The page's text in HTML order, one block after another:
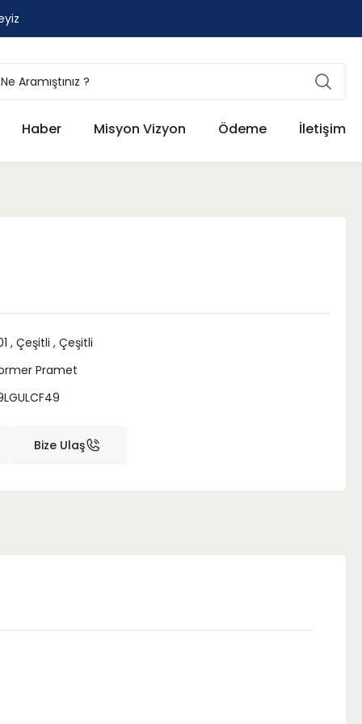
Haber Misyon Vizyon Ödeme İletişim
, Çeşitli , Çeşitli
Pramet
Bize Ulaş